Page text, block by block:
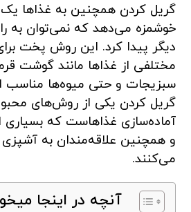
گریل کردن همچنین به غذاها
خوشمزه می‌دهد که نمی‌توان به
دیگر پیدا کرد. این روش پخت
مختلفی از غذاها مانند گوشت
سبزیجات و حتی میوه‌ها مناسب
گریل کردن یکی از روش‌های
آماده‌سازی غذاهاست که بسیاری
و همچنین علاقه‌مندان به آشپزی
می‌کنند.
آنچه در اینجا